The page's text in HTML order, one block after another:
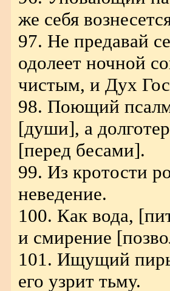
же себя
97. Не предавай
одолеет ночной
чистым, и Дух
98. Поющий
[души], а
[перед бесами].
99. Из кротости
неведение.
100. Как вода,
и смирение
101. Ищущий
его узрит тьму.